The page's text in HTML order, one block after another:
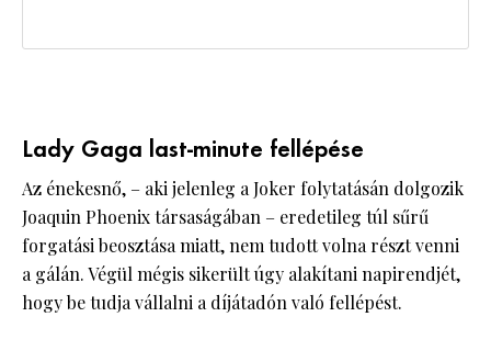
Lady Gaga last-minute fellépése
Az énekesnő, – aki jelenleg a Joker folytatásán dolgozik
Joaquin Phoenix társaságában – eredetileg túl sűrű
forgatási beosztása miatt, nem tudott volna részt venni
a gálán. Végül mégis sikerült úgy alakítani napirendjét,
hogy be tudja vállalni a díjátadón való fellépést.